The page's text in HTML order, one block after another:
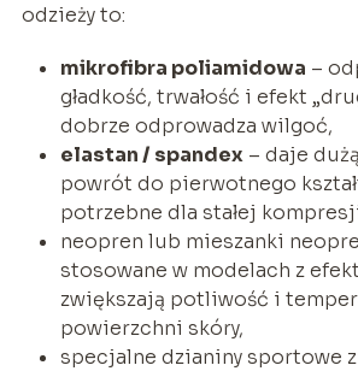
odzieży to:
mikrofibra poliamidowa –
gładkość, trwałość i efekt
dobrze odprowadza wilgoć,
elastan / spandex– daje
powrót do pierwotnego
potrzebne dla stałej
neopren lub mieszanki
stosowane w modelach z
zwiększają potliwość i
powierzchni skóry,
specjalne dzianiny sportowe